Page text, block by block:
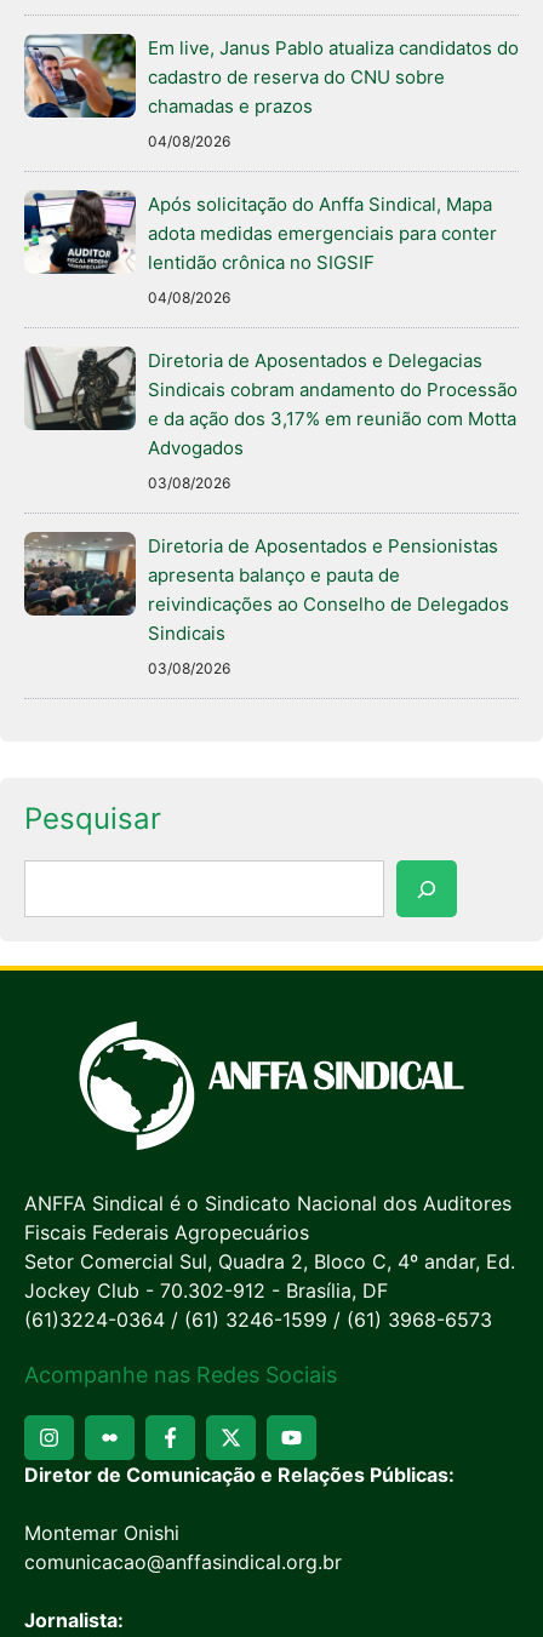
Em live, Janus Pablo atualiza candidatos do
cadastro de reserva do CNU sobre
chamadas e prazos
04/08/2026
Após solicitação do Anffa Sindical, Mapa
adota medidas emergenciais para conter
lentidão crônica no SIGSIF
04/08/2026
Diretoria de Aposentados e Delegacias
Sindicais cobram andamento do Processão
e da ação dos 3,17% em reunião com Motta
Advogados
03/08/2026
Diretoria de Aposentados e Pensionistas
apresenta balanço e pauta de
reivindicações ao Conselho de Delegados
Sindicais
03/08/2026
Pesquisar
ANFFA Sindical é o Sindicato Nacional dos Auditores
Fiscais Federais Agropecuários
Setor Comercial Sul, Quadra 2, Bloco C, 4º andar, Ed.
Jockey Club - 70.302-912 - Brasília, DF
(61)3224-0364 / (61) 3246-1599 / (61) 3968-6573
Acompanhe nas Redes Sociais
Diretor de Comunicação e Relações Públicas:
Montemar Onishi
comunicacao@anffasindical.org.br
Jornalista: